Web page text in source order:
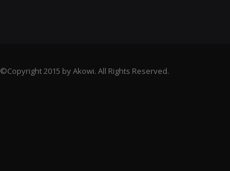
©Copyright 2015 by Akowi. All Rights Reserved.